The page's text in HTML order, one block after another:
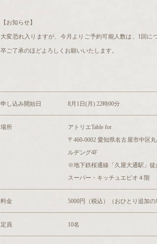
【お知らせ】
大変恐れ入りますが、今月よりご予約可能人数は、1回に
卒ご了承のほどよろしくお願いいたします。
申し込み開始日 8月1日(月) 22時00分
場所
アトリエTable for
〒460-0002 愛知県名古屋市中区
ルヂング4F
※地下鉄桜通線「久屋大通駅」徒
スーパー・キッチュエビオ４階
料金 5000円（税込）（おひとり追加の
定員 10名